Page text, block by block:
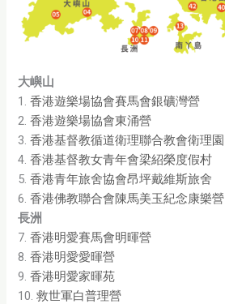
大嶼山
1.香港遊樂場協會賽馬會銀礦灣營
2.香港遊樂場協會東涌營
3.香港基督教循道衛理聯合教會衛理園
4.香港基督教女青年會梁紹榮度假村
5.香港青年旅舍協會昂坪戴維斯旅舍
6.香港佛教聯合會陳馬美玉紀念康樂營
長洲
7.香港明愛賽馬會明暉營
8.香港明愛愛暉營
9.香港明愛家暉苑
10.救世軍白普理營